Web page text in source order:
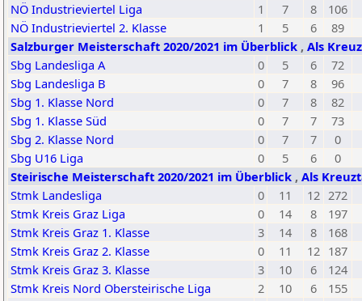
NÖ Industrieviertel Liga
1 7 8
106
NÖ Industrieviertel 2. Klasse
1 5 6
89
Salzburger Meisterschaft 2020/2021 im Überblick , Als
Sbg Landesliga A
0 5 6
72
Sbg Landesliga B
0 7 8
96
Sbg 1. Klasse Nord
0 7 8
82
Sbg 1. Klasse Süd
0 7 7
73
Sbg 2. Klasse Nord
0 7 7
0
Sbg U16 Liga
0 5 6
0
Steirische Meisterschaft 2020/2021 im Überblick , Als
Stmk Landesliga
0 11 12 272
Stmk Kreis Graz Liga
0 14 8
197
Stmk Kreis Graz 1. Klasse
3 14 8
168
Stmk Kreis Graz 2. Klasse
0 11 12 187
Stmk Kreis Graz 3. Klasse
3 10 6
124
Stmk Kreis Nord Obersteirische Liga
2 10 6
155